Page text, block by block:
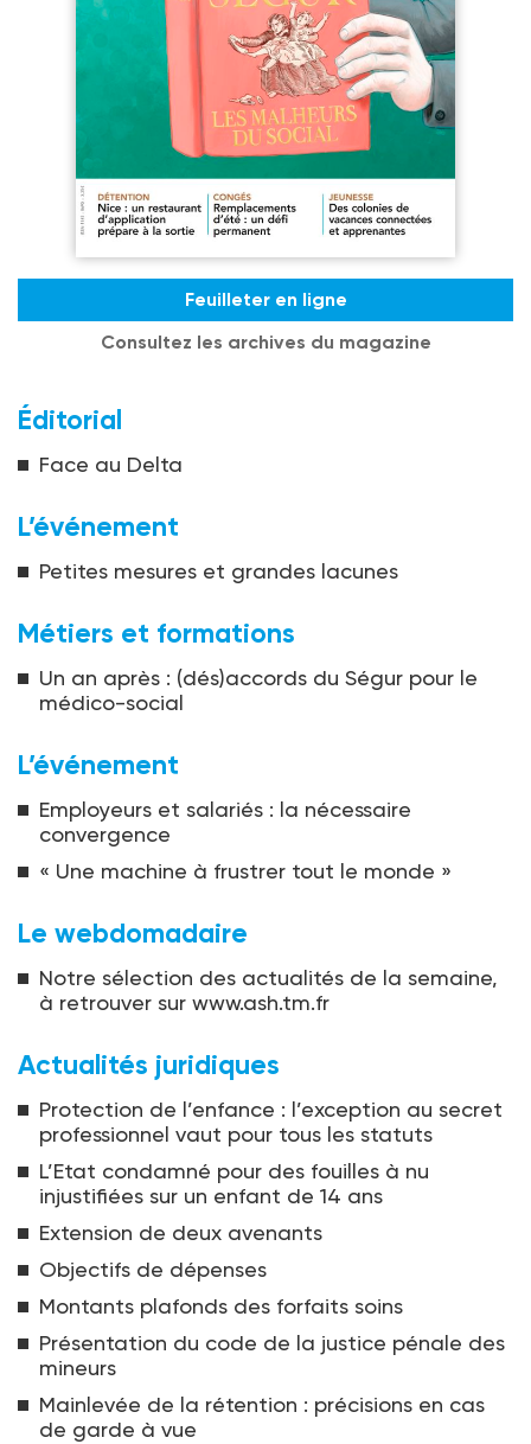
Feuilleter en ligne
Consultez les archives du magazine
Éditorial
Face au Delta
L’événement
Petites mesures et grandes lacunes
Métiers et formations
Un an après : (dés)accords du Ségur pour le
médico-social
L’événement
Employeurs et salariés : la nécessaire
convergence
« Une machine à frustrer tout le monde »
Le webdomadaire
Notre sélection des actualités de la semaine,
à retrouver sur www.ash.tm.fr
Actualités juridiques
Protection de l’enfance : l’exception au secret
professionnel vaut pour tous les statuts
L’Etat condamné pour des fouilles à nu
injustifiées sur un enfant de 14 ans
Extension de deux avenants
Objectifs de dépenses
Montants plafonds des forfaits soins
Présentation du code de la justice pénale des
mineurs
Mainlevée de la rétention : précisions en cas
de garde à vue